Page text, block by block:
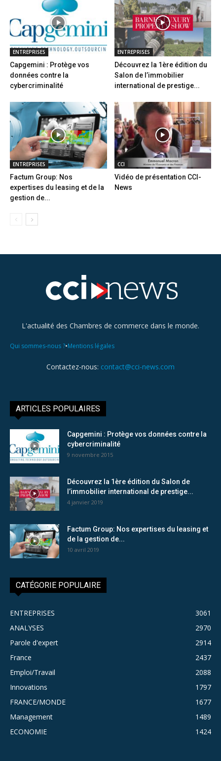
ENTREPRISES
Capgemini : Protège vos
données contre la
cybercriminalité
ENTREPRISES
Découvrez la 1ère édition du
Salon de l’immobilier
international de prestige...
ENTREPRISES
Factum Group: Nos
expertises du leasing et de la
gestion de...
CCI
Vidéo de présentation CCI-
News
L'actualité des Chambres de commerce dans le monde.
Qui sommes-nous ?•Mentions légales
Contactez-nous: contact@cci-news.com
ARTICLES POPULAIRES
Capgemini : Protège vos données contre la
cybercriminalité
9 novembre 2015
Découvrez la 1ère édition du Salon de
l’immobilier international de prestige...
4 janvier 2019
Factum Group: Nos expertises du leasing et
de la gestion de...
10 avril 2019
CATÉGORIE POPULAIRE
ENTREPRISES
3061
ANALYSES
2970
Parole d'expert
2914
France
2437
Emploi/Travail
2088
Innovations
1797
FRANCE/MONDE
1677
Management
1489
ECONOMIE
1424